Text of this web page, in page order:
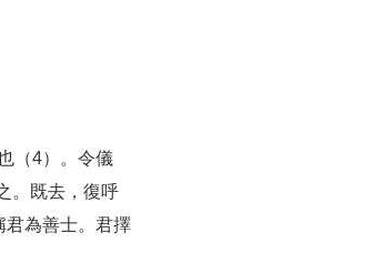
（4）。令儀
。既去，復呼
君為善士。君擇